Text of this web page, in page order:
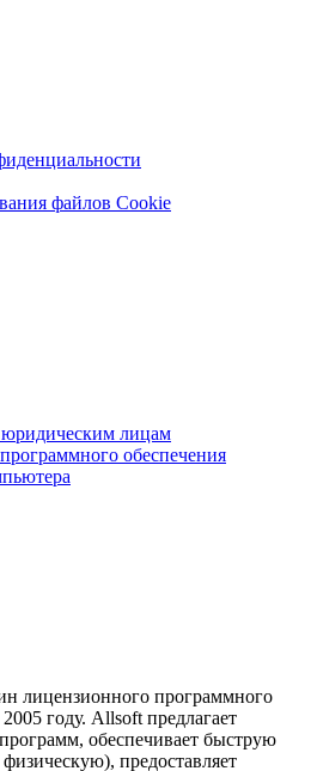
файлов Cookie
лицам
обеспечения
лицензионного программного
году. Allsoft предлагает
обеспечивает быструю
предоставляет